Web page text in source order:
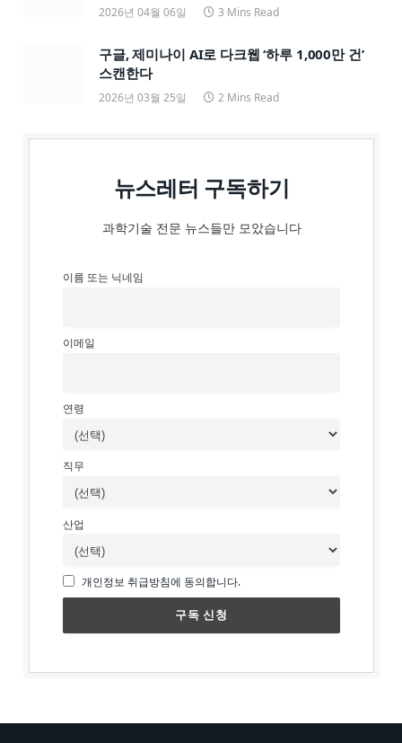
2026년 04월 06일 3 Mins Read
구글, 제미나이 AI로 다크웹 ‘하루 1,000만 건’
스캔한다
2026년 03월 25일 2 Mins Read
뉴스레터 구독하기
과학기술 전문 뉴스들만 모았습니다
이름 또는 닉네임
이메일
연령
직무
산업
개인정보 취급방침에 동의합니다.